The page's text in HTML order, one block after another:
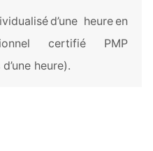
d’une heure en
certifié PMP
heure).